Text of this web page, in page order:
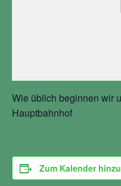
Wie üblich beginnen wir
Hauptbahnhof
Zum Kalender